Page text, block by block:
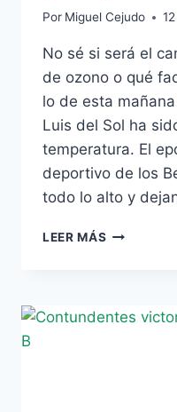
Por Miguel Cejudo
No sé si será el
de ozono o qué
lo de esta
Luis del Sol ha
temperatura. El
deportivo de los
todo lo alto y
LEER MÁS
OCTUBRE
(4-